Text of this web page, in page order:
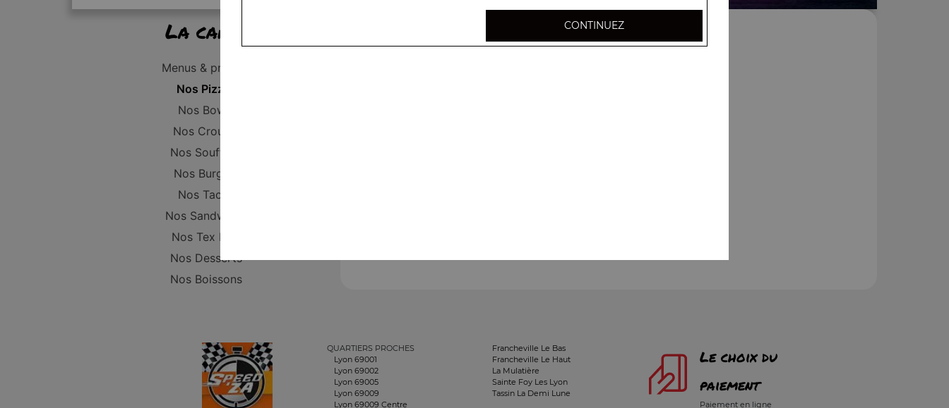
La carte
Menus & promos
Nos Pizzas
Nos Bowls
Nos Crousty
Nos Soufflets
Nos Burgers
Nos Tacos
Nos Sandwichs
Nos Tex Mex
Nos Desserts
Nos Boissons
QUARTIERS PROCHES
Lyon 69001
Lyon 69002
Lyon 69005
Lyon 69009
Lyon 69009 Centre
Francheville Le Bas
Francheville Le Haut
La Mulatière
Sainte Foy Les Lyon
Tassin La Demi Lune
Le choix du
paiement
Paiement en ligne
CONTINUEZ